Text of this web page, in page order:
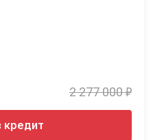
2 277 000 ₽
кредит